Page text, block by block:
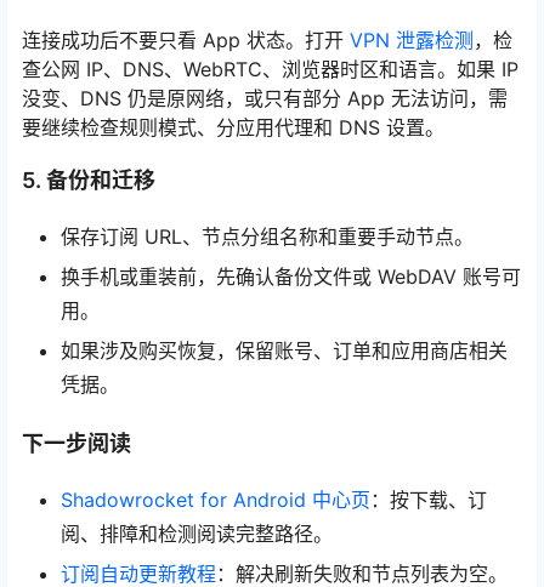
连接成功后不要只看 App 状态。打开 VPN 泄露检测，检
查公网 IP、DNS、WebRTC、浏览器时区和语言。如果 IP
没变、DNS 仍是原网络，或只有部分 App 无法访问，需
要继续检查规则模式、分应用代理和 DNS 设置。
5. 备份和迁移
保存订阅 URL、节点分组名称和重要手动节点。
换手机或重装前，先确认备份文件或 WebDAV 账号可
用。
如果涉及购买恢复，保留账号、订单和应用商店相关
凭据。
下一步阅读
Shadowrocket for Android 中心页 ：按下载、订
阅、排障和检测阅读完整路径。
订阅自动更新教程 ：解决刷新失败和节点列表为空。